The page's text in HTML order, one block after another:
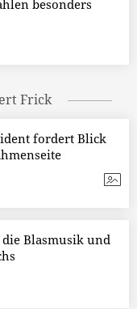
besonders
Frick
fordert Blick
Blasmusik und